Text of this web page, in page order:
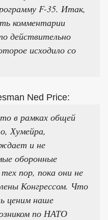
F-35. Итак,
комментарии
действительно
исходило со
Ned Price:
в рамках общей
Хумейра,
и не
оборонные
пор, пока они не
Конгрессом. Что
ценим наше
по НАТО